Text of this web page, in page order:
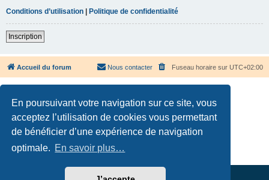
En poursuivant votre navigation sur ce site, vous
acceptez l’utilisation de cookies vous permettant
de bénéficier d’une expérience de navigation
optimale. En savoir plus…
Conditions d’utilisation
Politique de confidentialité
Inscription
Accueil du forum Fuseau horaire sur UTC+02:00
Nous contacter
Développé parphpBB® Forum Software © phpBB Limited
Confidentialité